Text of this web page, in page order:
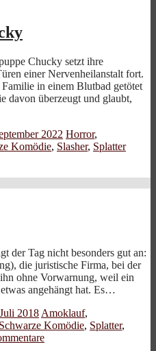
Chucky setzt ihre
einer Nervenheilanstalt fort.
in einem Blutbad getötet
davon überzeugt und glaubt,
2022 Horror,
Komödie, Slasher, Splatter
der Tag nicht besonders gut an:
die juristische Firma, bei der
ohne Vorwarnung, weil ein
angehängt hat. Es…
2018 Amoklauf,
Schwarze Komödie, Splatter,